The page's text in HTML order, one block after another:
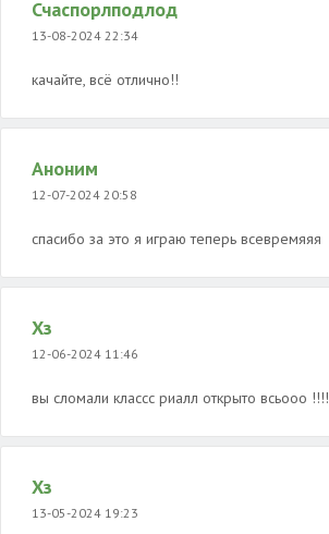
Счаспорлподлод
13-08-2024 22:34
качайте, всё отлично!!
Аноним
12-07-2024 20:58
спасибо за это я играю теперь всевремяяя
Хз
12-06-2024 11:46
вы сломали классс риалл открыто всьооо !!!!
Хз
13-05-2024 19:23